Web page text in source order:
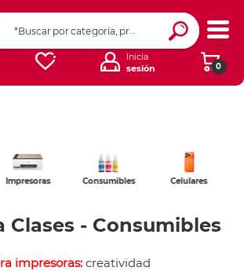
0
Inicia
sesión
Consumibles Celulares
Accesorios de
Clases - Consumibles
impresoras: creatividad